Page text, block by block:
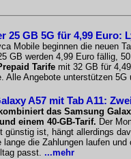
25 GB 5G für 4,99 Euro:
Mobile beginnen die neuen
GB werden 4,99 Euro fällig,
Tarife mit 32 GB für
Alle Angebote unterstützen
A57 mit Tab A11:
das Samsung
einem 40-GB-Tarif. Der
günstig ist, hängt allerdings
lange die Zahlungen laufen
passt. ...mehr